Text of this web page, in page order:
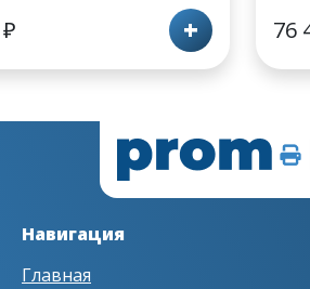
₽ + 76
Навигация
Главная